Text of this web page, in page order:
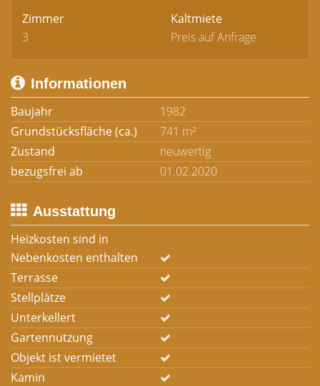
Zimmer
3
Kaltmiete
Preis auf Anfrage
Informationen
Baujahr
1982
Grundstücksfläche (ca.)
741 m²
Zustand
neuwertig
bezugsfrei ab
01.02.2020
Ausstattung
Heizkosten sind in
Nebenkosten enthalten
Terrasse
Stellplätze
Unterkellert
Gartennutzung
Objekt ist vermietet
Kamin